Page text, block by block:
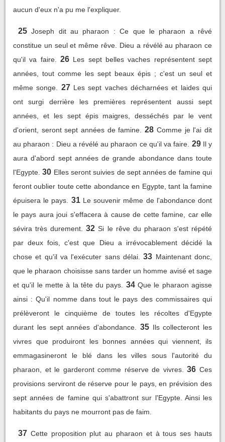
aucun d'eux n'a pu me l'expliquer.
25 Joseph dit au pharaon : Ce que le pharaon a rêvé
constitue un seul et même rêve. Dieu a révélé au pharaon ce
qu'il va faire.
26 Les sept belles vaches représentent sept
années, tout comme les sept beaux épis ; c'est un seul et
même songe.
27 Les sept vaches décharnées et laides qui
ont surgi derrière les premières représentent aussi sept
années, et les sept épis maigres, desséchés par le vent
d'orient, seront sept années de famine.
28 Comme je l'ai dit
au pharaon : Dieu a révélé au pharaon ce qu'il va faire. 29 Il y
aura d'abord sept années de grande abondance dans toute
l'Egypte. 30 Elles seront suivies de sept années de famine qui
feront oublier toute cette abondance en Egypte, tant la famine
épuisera le pays.
31 Le souvenir même de l'abondance dont
le pays aura joui s'effacera à cause de cette famine, car elle
sévira très durement.
32 Si le rêve du pharaon s'est répété
par deux fois, c'est que Dieu a irrévocablement décidé la
chose et qu'il va l'exécuter sans délai.
33 Maintenant donc,
que le pharaon choisisse sans tarder un homme avisé et sage
et qu'il le mette à la tête du pays.
34 Que le pharaon agisse
ainsi : Qu'il nomme dans tout le pays des commissaires qui
prélèveront le cinquième de toutes les récoltes d'Egypte
durant les sept années d'abondance.
35 Ils collecteront les
vivres que produiront les bonnes années qui viennent, ils
emmagasineront le blé dans les villes sous l'autorité du
pharaon, et le garderont comme réserve de vivres.
36 Ces
provisions serviront de réserve pour le pays, en prévision des
sept années de famine qui s'abattront sur l'Egypte. Ainsi les
habitants du pays ne mourront pas de faim.
37 Cette proposition plut au pharaon et à tous ses hauts